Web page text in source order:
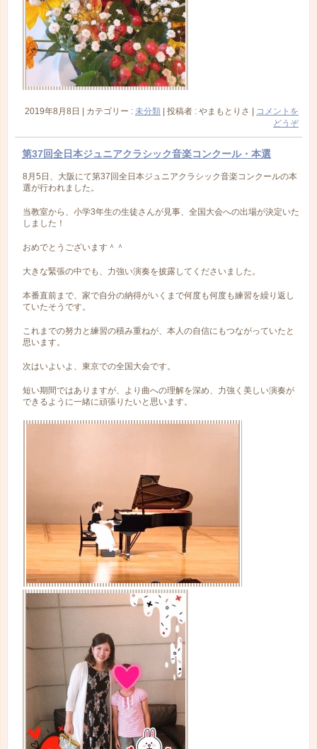
2019年8月8日 カテゴリー : 未分類 投稿者 : やまもとりさ
コメントを
どうぞ
第37回全日本ジュニアクラシック音楽コンクール・本選
8月5日、大阪にて第37回全日本ジュニアクラシック音楽コンクールの本
選が行われました。
当教室から、小学3年生の生徒さんが見事、全国大会への出場が決定いた
しました！
おめでとうございます＾＾
大きな緊張の中でも、力強い演奏を披露してくださいました。
本番直前まで、家で自分の納得がいくまで何度も何度も練習を繰り返し
ていたそうです。
これまでの努力と練習の積み重ねが、本人の自信にもつながっていたと
思います。
次はいよいよ、東京での全国大会です。
短い期間ではありますが、より曲への理解を深め、力強く美しい演奏が
できるように一緒に頑張りたいと思います。